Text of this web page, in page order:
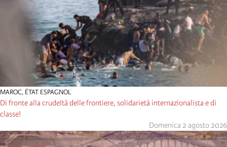
MAROC, ÉTAT ESPAGNOL
Di fronte alla crudeltà delle frontiere, solidarietà internazionalista e di
classe!
Domenica 2 agosto 2026